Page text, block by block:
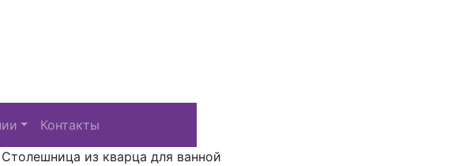
Контакты
Столешница из кварца для ванной